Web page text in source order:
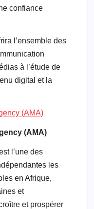
confiance
l’ensemble des
à l’étude de
digital et la
(AMA)
(AMA)
l’une des
les
en Afrique,
et
et prospérer